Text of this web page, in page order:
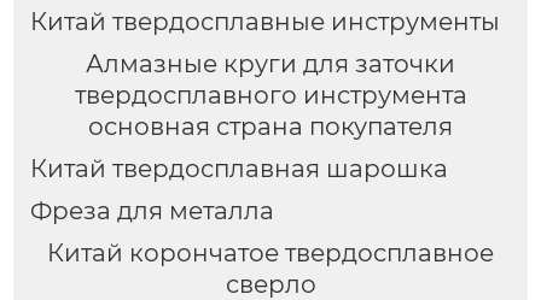
Китай твердосплавные инструменты
Алмазные круги для заточки
твердосплавного инструмента
основная страна покупателя
Китай твердосплавная шарошка
Фреза для металла
Китай корончатое твердосплавное
сверло